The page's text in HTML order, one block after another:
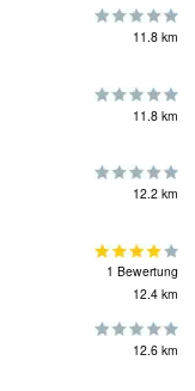
11.8 km
11.8 km
12.2 km
1 Bewertung
12.4 km
12.6 km